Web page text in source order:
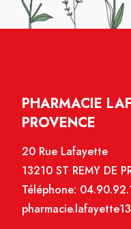
PHARMACIE
PROVENCE
20 Rue Lafayette
13210 ST REMY DE
Téléphone: